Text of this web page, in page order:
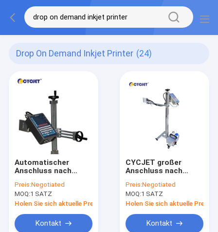
Drop On Demand Inkjet Printer (24)
Automatischer
Anschluss nach
Drucker des DOD-
Datums-Kodierer-
Tintenstrahl-
Drucker-D07L-3
Preis:Negotiated
MOQ:1 SATZ
Holen Sie sich aktuelle Preis
Kontakt
CYCJET großer
Anschluss nach
Drucker Concrete
des Charakter-
Tintenstrahl-
Drucker-D07L-4
Preis:Negotiated
MOQ:1 SATZ
Holen Sie sich aktuelle Preis
Kontakt